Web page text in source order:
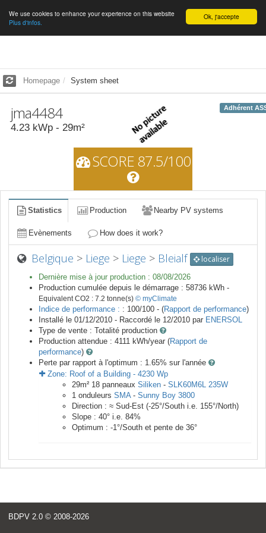
English Ok, j'accepte
We use cookies to enhance your experience on this website
Plus d'infos.
Homepage System sheet
jma4484
4.23 kWp - 29m²
Adhérent
SCORE 87.5/100
Statistics Production Nearby PV systems
Evènements How does it work?
Belgique > Liege > Liege > Bleialf localiser
Dernière mise à jour production : 08/08/2026
Production cumulée depuis le démarrage : 58736 kWh -
Equivalent CO2 : 7.2 tonne(s) © myClimate
Indice de performance : : 100/100 - (Rapport de performance)
Installé le 01/12/2010 - Raccordé le 12/2010 par ENERSOL
Type de vente : Totalité production
Production attendue : 4111 kWh/year (Rapport de
performance)
Perte par rapport à l'optimum : 1.65% sur l'année
Zone: Roof of a Building - 4230 Wp
29m² 18 panneaux Siliken - SLK60M6L 235W
1 onduleurs SMA- Sunny Boy 3800
Direction : ≈ Sud-Est (-25°/South i.e. 155°/North)
Slope : 40° i.e. 84%
Optimum : -1°/South et pente de 36°
BDPV 2.0 © 2008-2026